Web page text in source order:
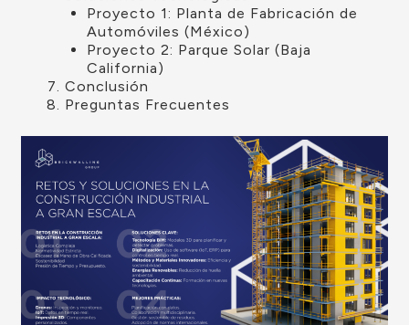
Proyecto 1: Planta de Fabricación de
Automóviles (México)
Proyecto 2: Parque Solar (Baja
California)
Conclusión
Preguntas Frecuentes